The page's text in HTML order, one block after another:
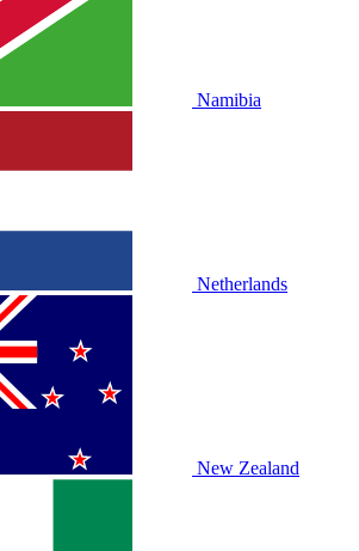
Namibia
Netherlands
New Zealand